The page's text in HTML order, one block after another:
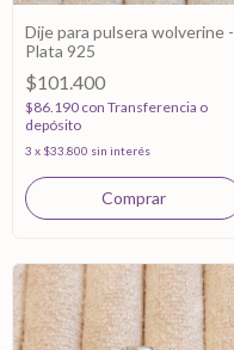
Dije para pulsera wolverine -
Plata 925
$101.400
$86.190 con Transferencia o
depósito
3 x $33.800 sin interés